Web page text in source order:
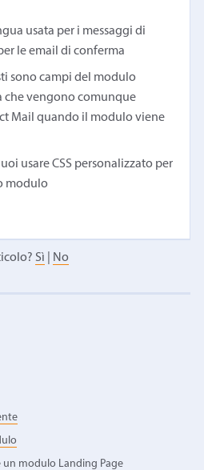
usata per i messaggi di
le email di conferma
sono campi del modulo
che vengono comunque
Mail quando il modulo viene
usare CSS personalizzato per
modulo
Sì No
un modulo Landing Page